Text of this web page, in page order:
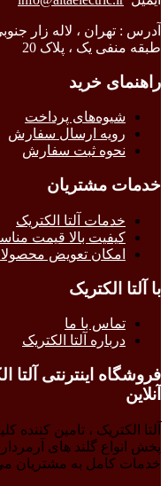
آدرس : تهران ، لاله زار
طبقه منفی یک ، پلاک 20
راهنمای خرید
شیوه‌های پرداخت
رویه ارسال سفارش
نحوه ثبت سفارش
خدمات مشتریان
خدمات آلتا الکتریک
کیفیت بالا قیمت
امکان تعویض
با آلتا الکتریک
تماس با ما
درباره آلتا الکتریک
فروشگاه اینترنتی آلتا
آنلاین
آلتا الکتریک ، تامین
پخش انواع گلند های
خدمات کامل به مشتریان